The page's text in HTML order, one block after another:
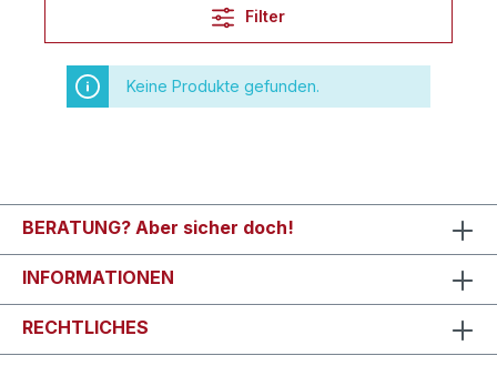
Filter
Keine Produkte gefunden.
BERATUNG? Aber sicher doch!
INFORMATIONEN
RECHTLICHES